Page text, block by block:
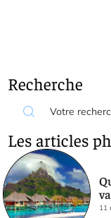
Recherche
Les articles
11